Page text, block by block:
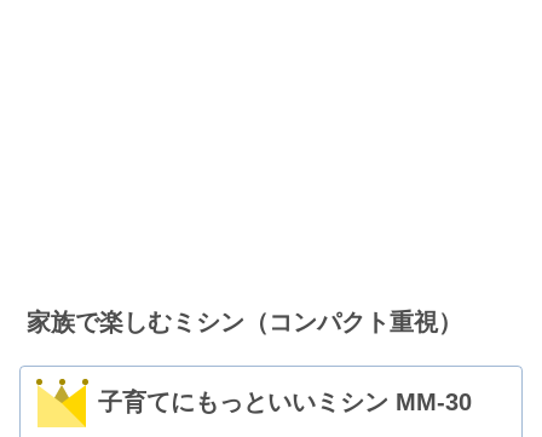
家族で楽しむミシン（コンパクト重視）
子育てにもっといいミシン MM-30